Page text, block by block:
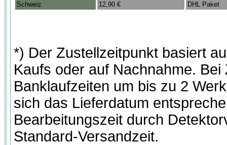
Schweiz
12,90 € DHL Paket
*) Der Zustellzeitpunkt basiert
Kaufs oder auf Nachnahme.
Banklaufzeiten um bis zu 2
sich das Lieferdatum
Bearbeitungszeit durch
Standard-Versandzeit.